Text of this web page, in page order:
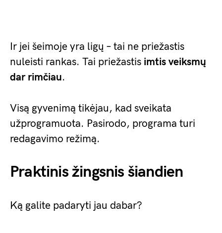
Ir jei šeimoje yra ligų – tai ne priežastis
nuleisti rankas. Tai priežastis imtis veiksmų
dar rimčiau.
Visą gyvenimą tikėjau, kad sveikata
užprogramuota. Pasirodo, programa turi
redagavimo režimą.
Praktinis žingsnis šiandien
Ką galite padaryti jau dabar?